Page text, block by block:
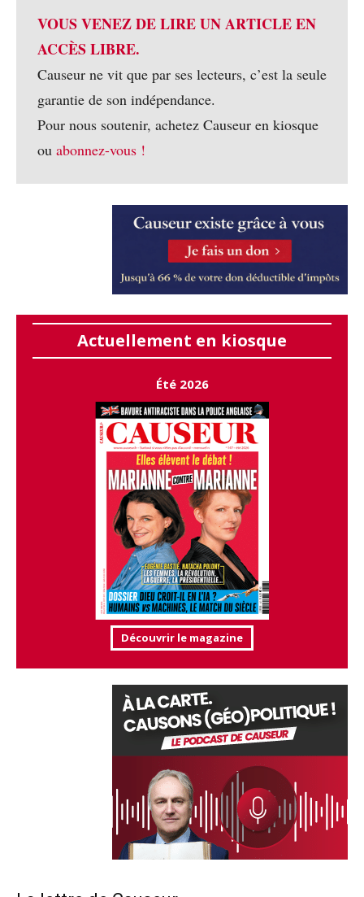
VOUS VENEZ DE LIRE UN ARTICLE EN
ACCÈS LIBRE.
Causeur ne vit que par ses lecteurs, c’est la seule
garantie de son indépendance.
Pour nous soutenir, achetez Causeur en kiosque
ou abonnez-vous !
Actuellement en kiosque
Été 2026
Découvrir le magazine